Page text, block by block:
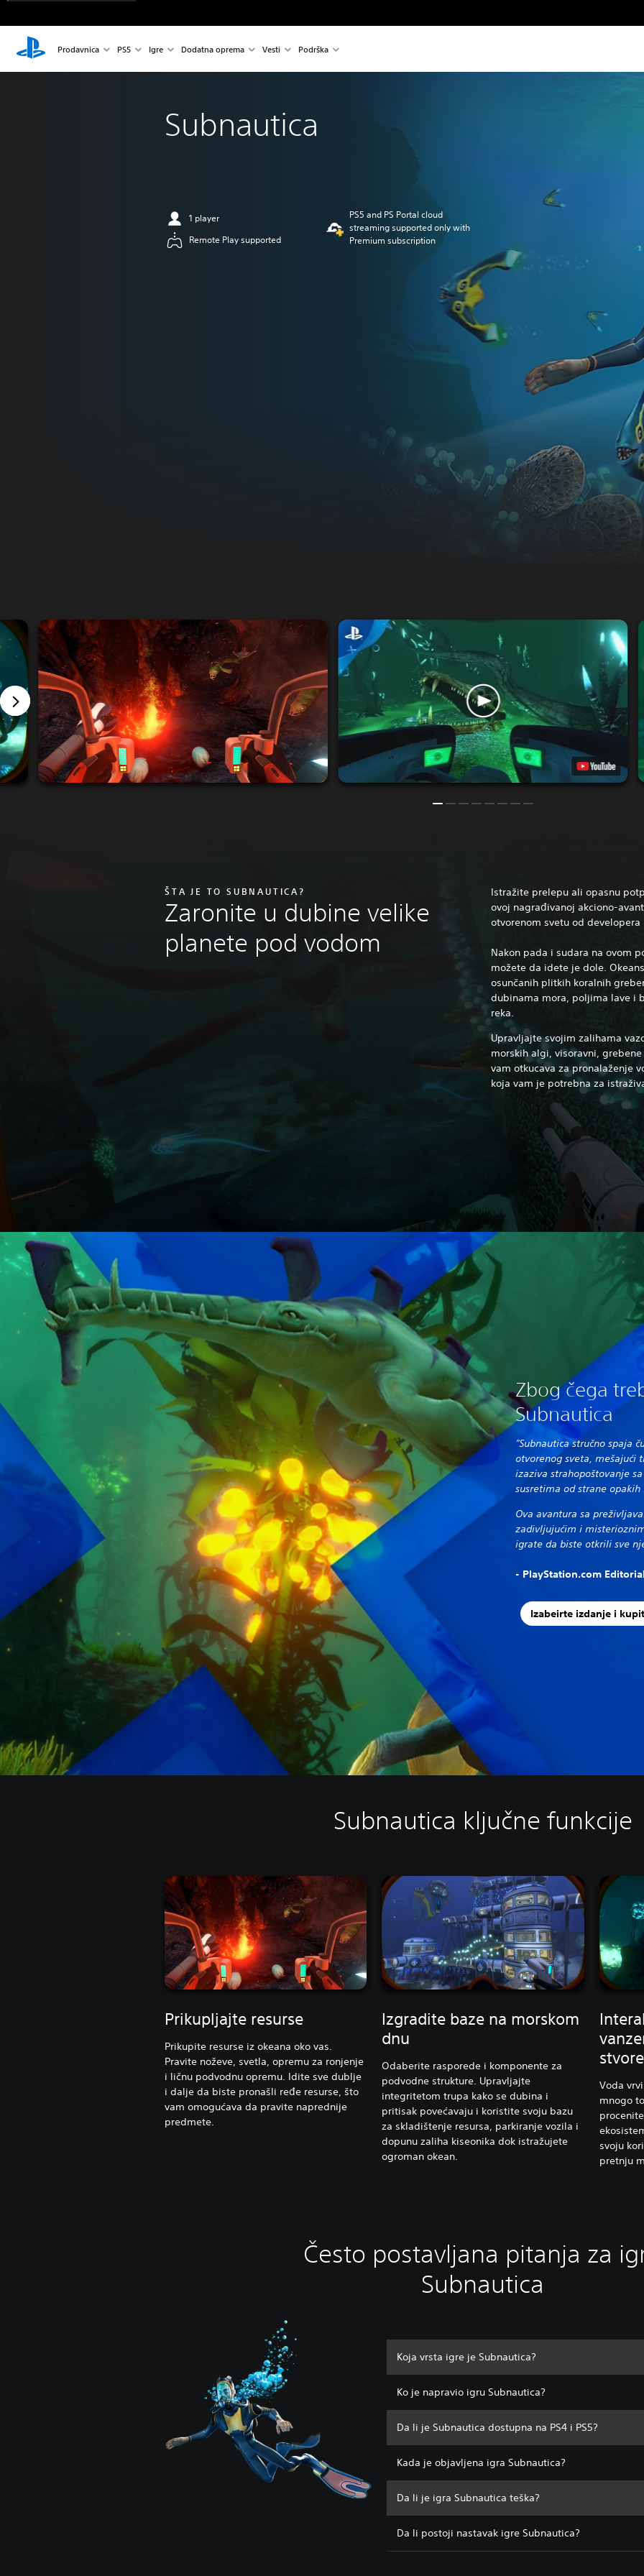
Prodavnica PS5 Igre Dodatna oprema Vesti Podrška
Subnautica
1 player
Remote Play supported
PS5 and PS Portal cloud
streaming supported only with
Premium subscription
ŠTA JE TO SUBNAUTICA?
Zaronite u dubine velike
planete pod vodom
Istražite prelepu ali opasnu
ovoj nagrađivanoj akciono-
otvorenom svetu od
Nakon pada i sudara na ovom
možete da idete je dole.
osunčanih plitkih koralnih
dubinama mora, poljima lave i
reka.
Upravljajte svojim zalihama
morskih algi, visoravni,
vam otkucava za pronalaženje
koja vam je potrebna za
Zbog čega
Subnautica
"Subnautica stručno spaja
otvorenog sveta, mešajući
izaziva strahopoštovanje
susretima od strane
Ova avantura sa
zadivljujućim i
igrate da biste otkrili sve
- PlayStation.com
Izabeirte izdanje i
Subnautica ključne funkcije
Prikupljajte resurse
Prikupite resurse iz okeana oko vas.
Pravite noževe, svetla, opremu za ronjenje
i ličnu podvodnu opremu. Idite sve dublje
i dalje da biste pronašli ređe resurse, što
vam omogućava da pravite naprednije
predmete.
Izgradite baze na morskom
dnu
Odaberite rasporede i komponente za
podvodne strukture. Upravljajte
integritetom trupa kako se dubina i
pritisak povećavaju i koristite svoju bazu
za skladištenje resursa, parkiranje vozila i
dopunu zaliha kiseonika dok istražujete
ogroman okean.
Voda
mnogo
svoju
pretnju
Često postavljana pitanja za
Subnautica
Koja vrsta igre je Subnautica?
Ko je napravio igru Subnautica?
Da li je Subnautica dostupna na PS4 i PS5?
Kada je objavljena igra Subnautica?
Da li je igra Subnautica teška?
Da li postoji nastavak igre Subnautica?